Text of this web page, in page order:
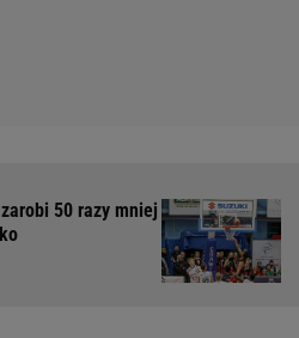
50 razy mniej